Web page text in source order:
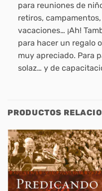
para reuniones de
retiros,
vacaciones… ¡Ah!
para hacer un regalo
muy apreciado. Para
solaz… y de
PRODUCTOS